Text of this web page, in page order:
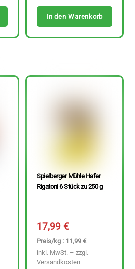
In den Warenkorb
Spielberger Mühle Hafer
Rigatoni 6 Stück zu 250 g
17,99€
Preis/kg : 11,99 €
inkl. MwSt. – zzgl.
Versandkosten